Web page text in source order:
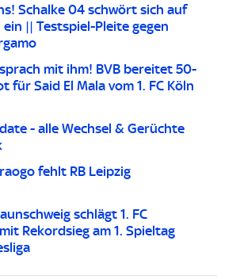
Schalke 04 schwört sich auf
ein || Testspiel-Pleite gegen
mit ihm! BVB bereitet 50-
für Said El Mala vom 1. FC Köln
- alle Wechsel & Gerüchte
fehlt RB Leipzig
schlägt 1. FC
Rekordsieg am 1. Spieltag